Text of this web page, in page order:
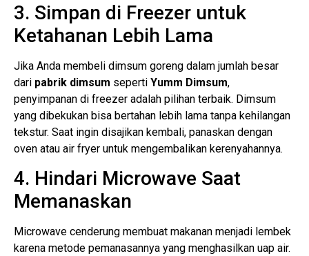
3. Simpan di Freezer untuk
Ketahanan Lebih Lama
Jika Anda membeli dimsum goreng dalam jumlah besar
dari pabrik dimsum seperti Yumm Dimsum,
penyimpanan di freezer adalah pilihan terbaik. Dimsum
yang dibekukan bisa bertahan lebih lama tanpa kehilangan
tekstur. Saat ingin disajikan kembali, panaskan dengan
oven atau air fryer untuk mengembalikan kerenyahannya.
4. Hindari Microwave Saat
Memanaskan
Microwave cenderung membuat makanan menjadi lembek
karena metode pemanasannya yang menghasilkan uap air.